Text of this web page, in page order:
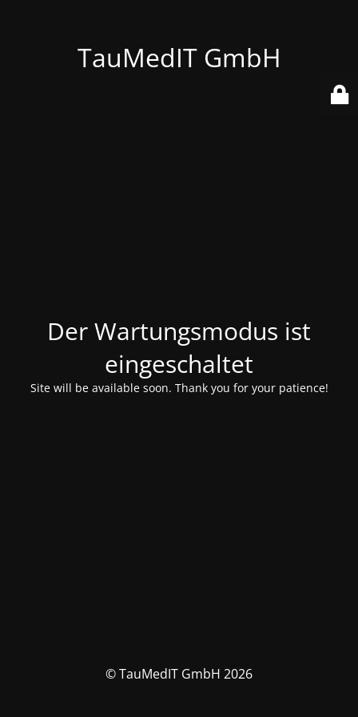
TauMedIT GmbH
Der Wartungsmodus ist
eingeschaltet
Site will be available soon. Thank you for your patience!
© TauMedIT GmbH 2026